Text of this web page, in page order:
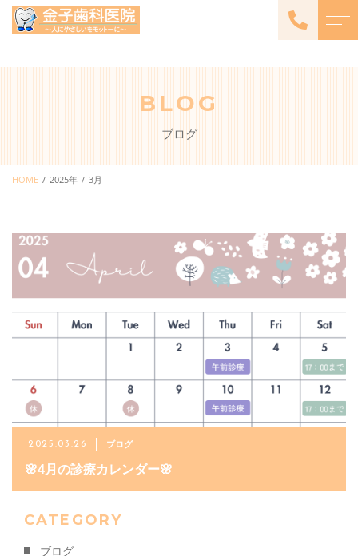
一般診療・小児歯科
審美歯科
栄養療法
エステメニュー
メームと提携）
コンフォート
019-622-2848
BLOG
ブログ
HOME 2025年 3月
2025.03.26 ブログ
🌸4月の診療カレンダー🌸
CATEGORY
ブログ